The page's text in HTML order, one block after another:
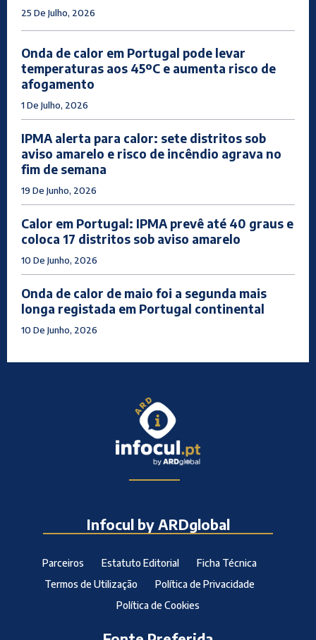
25 De Julho, 2026
Onda de calor em Portugal pode levar
temperaturas aos 45ºC e aumenta risco de
afogamento
1 De Julho, 2026
IPMA alerta para calor: sete distritos sob
aviso amarelo e risco de incêndio agrava no
fim de semana
19 De Junho, 2026
Calor em Portugal: IPMA prevê até 40 graus e
coloca 17 distritos sob aviso amarelo
10 De Junho, 2026
Onda de calor de maio foi a segunda mais
longa registada em Portugal continental
10 De Junho, 2026
Infocul by ARDglobal
Parceiros Estatuto Editorial
Ficha Técnica
Termos de Utilização
Política de Privacidade
Política de Cookies